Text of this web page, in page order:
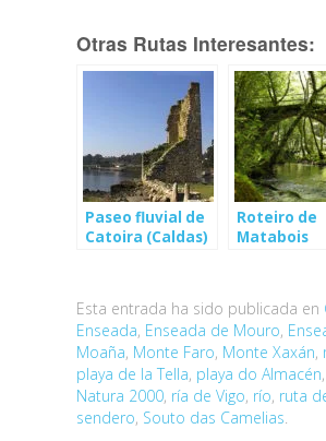
Otras Rutas Interesantes:
Paseo fluvial de
Catoira (Caldas)
Roteiro de
Matabois
Esta entrada ha sido publicada en
Enseada, Enseada de Mouro,
Moaña, Monte Faro, Monte Xaxán,
playa de la Tella, playa do Almacén,
Natura 2000, ría de Vigo, río, ruta
sendero, Souto das Camelias.